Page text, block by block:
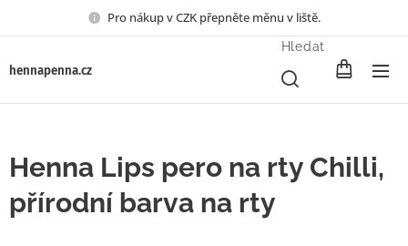
Pro nákup v CZK přepněte měnu v liště.
hennapenna.cz
Hledat
Henna Lips pero na rty Chilli,
přírodní barva na rty